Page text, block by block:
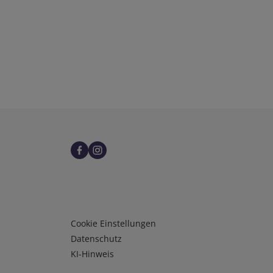
Infos 3
Cookie Einstellungen
Datenschutz
KI-Hinweis